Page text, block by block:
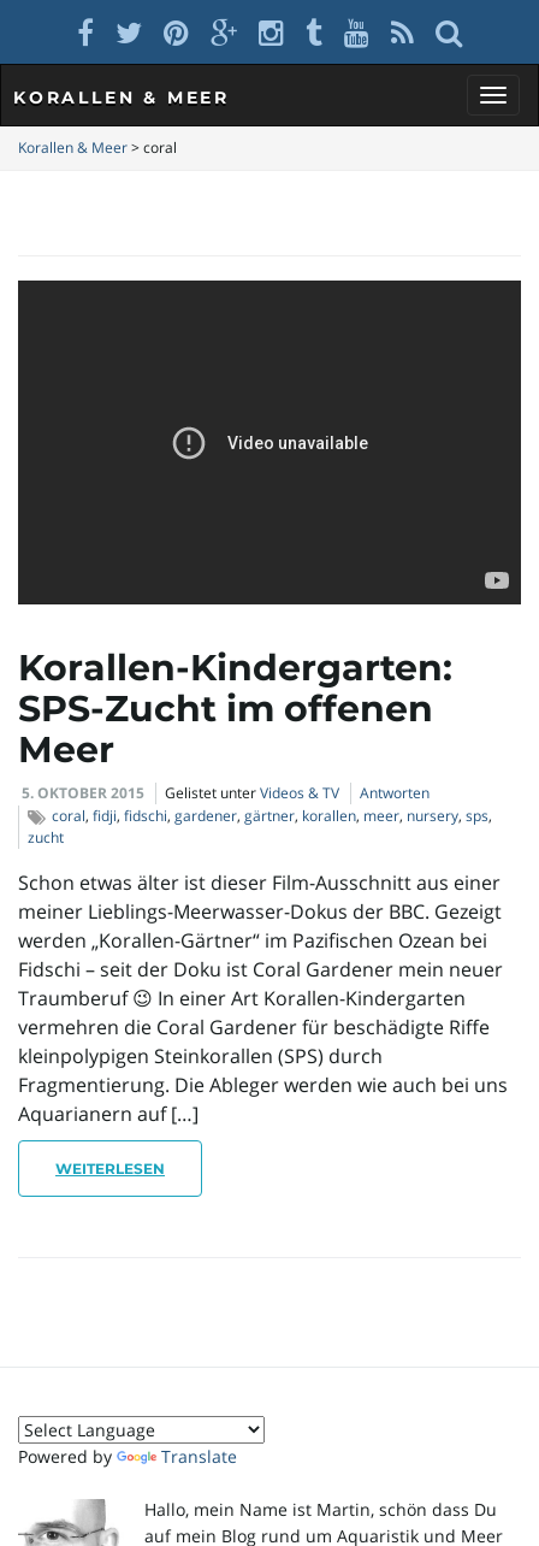
a
KORALLEN & MEER
Korallen & Meer>coral
Korallen-Kindergarten:
SPS-Zucht im offenen
Meer
5. OKTOBER 2015 Gelistet unterVideos & TV
Antworten
coral, fidji, fidschi, gardener, gärtner, korallen, meer, nursery, sps,
zucht
Schon etwas älter ist dieser Film-Ausschnitt aus einer
meiner Lieblings-Meerwasser-Dokus der BBC. Gezeigt
werden „Korallen-Gärtner“ im Pazifischen Ozean bei
Fidschi – seit der Doku ist Coral Gardener mein neuer
Traumberuf 😉 In einer Art Korallen-Kindergarten
vermehren die Coral Gardener für beschädigte Riffe
kleinpolypigen Steinkorallen (SPS) durch
Fragmentierung. Die Ableger werden wie auch bei uns
Aquarianern auf […]
WEITERLESEN
Powered by Translate
Hallo, mein Name ist Martin, schön dass Du
auf mein Blog rund um Aquaristik und Meer